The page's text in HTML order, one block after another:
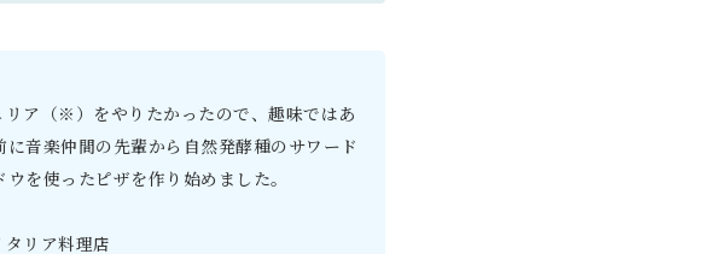
ア（※）をやりたかったので、趣味ではあ
音楽仲間の先輩から自然発酵種のサワード
を使ったピザを作り始めました。
リア料理店